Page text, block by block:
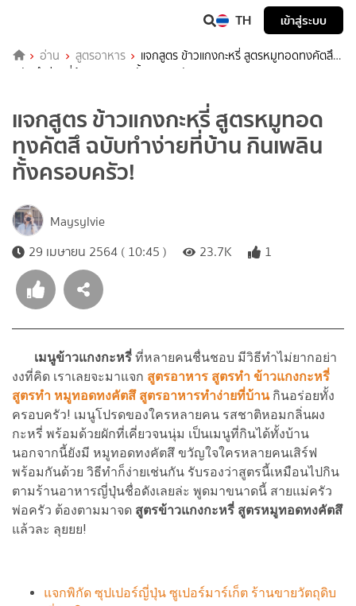
TH เข้าสู่ระบบ
อ่าน สูตรอาหาร
แจกสูตร ข้าวแกงกะหรี่ สูตรหมูทอดทงคัตสึ
ฉบับทำง่ายที่บ้าน กินเพลินทั้งครอบครัว!
แจกสูตร ข้าวแกงกะหรี่ สูตรหมูทอด
ทงคัตสึ ฉบับทำง่ายที่บ้าน กินเพลิน
ทั้งครอบครัว!
Maysylvie
29 เมษายน 2564 ( 10:45 )
23.7K 1
เมนูข้าวแกงกะหรี่ ที่หลายคนชื่นชอบ มีวิธีทำไม่ยากอย่า
งงที่คิด เราเลยจะมาแจก สูตรอาหาร สูตรทำ ข้าวแกงกะหรี่
สูตรทำ หมูทอดทงคัตสึ สูตรอาหารทำง่ายที่บ้าน กินอร่อยทั้ง
ครอบครัว! เมนูโปรดของใครหลายคน รสชาติหอมกลิ่นผง
กะหรี่ พร้อมด้วยผักที่เคี่ยวจนนุ่ม เป็นเมนูที่กินได้ทั้งบ้าน
นอกจากนี้ยังมี หมูทอดทงคัตสึ ขวัญใจใครหลายคนเสิร์ฟ
พร้อมกันด้วย วิธีทำก็ง่ายเช่นกัน รับรองว่าสูตรนี้เหมือนไปกิน
ตามร้านอาหารญี่ปุ่นชื่อดังเลยล่ะ พูดมาขนาดนี้ สายแม่ครัว
พ่อครัว ต้องตามมาจด สูตรข้าวแกงกะหรี่ สูตรหมูทอดทงคัตสึ
แล้วละ ลุยยย!
แจกพิกัด ซุปเปอร์ญี่ปุ่น ซูเปอร์มาร์เก็ต ร้านขายวัตถุดิบ